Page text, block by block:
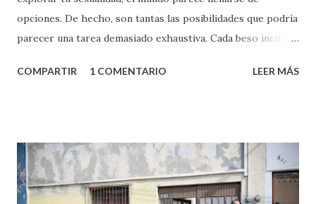
opciones. De hecho, son tantas las posibilidades que podría
parecer una tarea demasiado exhaustiva. Cada beso incita
partes de ti que jamás hubieras imaginado. El problema es
conoces ni la mitad de lo que deberías saber. Pero incluso
quienes ya han tenido relaciones sexuales no son expertos
o expertas en el tema. Siempre hay algo nuevo que
COMPARTIR 1 COMENTARIO LEER MÁS